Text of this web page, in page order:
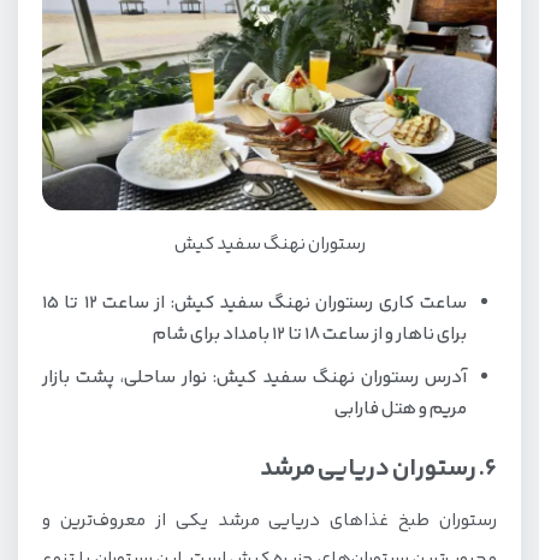
رستوران نهنگ سفید کیش
ساعت کاری رستوران نهنگ سفید کیش: از ساعت 12 تا 15
برای ناهار و از ساعت 18 تا 12 بامداد برای شام
آدرس رستوران نهنگ سفید کیش: نوار ساحلی، پشت بازار
مریم و هتل فارابی
6. رستوران دریایی مرشد
رستوران طبخ غذاهای دریایی مرشد یکی از معروف‌ترین و